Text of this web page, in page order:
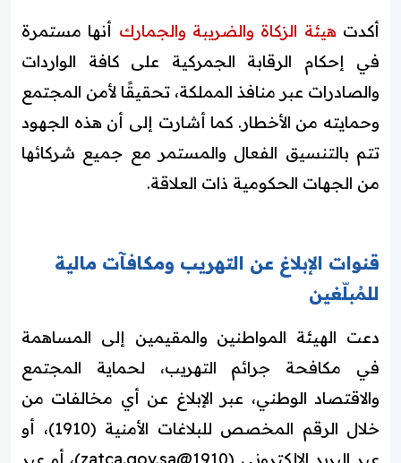
أكدت هيئة الزكاة والضريبة والجمارك أنها مستمرة
في إحكام الرقابة الجمركية على كافة الواردات
والصادرات عبر منافذ المملكة، تحقيقًا لأمن المجتمع
وحمايته من الأخطار. كما أشارت إلى أن هذه الجهود
تتم بالتنسيق الفعال والمستمر مع جميع شركائها
من الجهات الحكومية ذات العلاقة.
قنوات الإبلاغ عن التهريب ومكافآت مالية
للمُبلّغين
دعت الهيئة المواطنين والمقيمين إلى المساهمة
في مكافحة جرائم التهريب، لحماية المجتمع
والاقتصاد الوطني، عبر الإبلاغ عن أي مخالفات من
خلال الرقم المخصص للبلاغات الأمنية (1910)، أو
عبر البريد الإلكتروني (1910@zatca.gov.sa )، أو عبر